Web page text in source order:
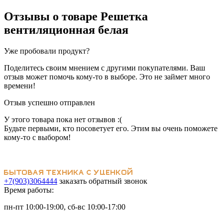
Отзывы о товаре Решетка
вентиляционная белая
Уже пробовали продукт?
Поделитесь своим мнением с другими покупателями. Ваш
отзыв может помочь кому-то в выборе. Это не займет много
времени!
Отзыв успешно отправлен
У этого товара пока нет отзывов :(
Будьте первыми, кто посоветует его. Этим вы очень поможете
кому-то с выбором!
+7(903)3064444 заказать обратный звонок
Время работы:
пн-пт 10:00-19:00, сб-вс 10:00-17:00